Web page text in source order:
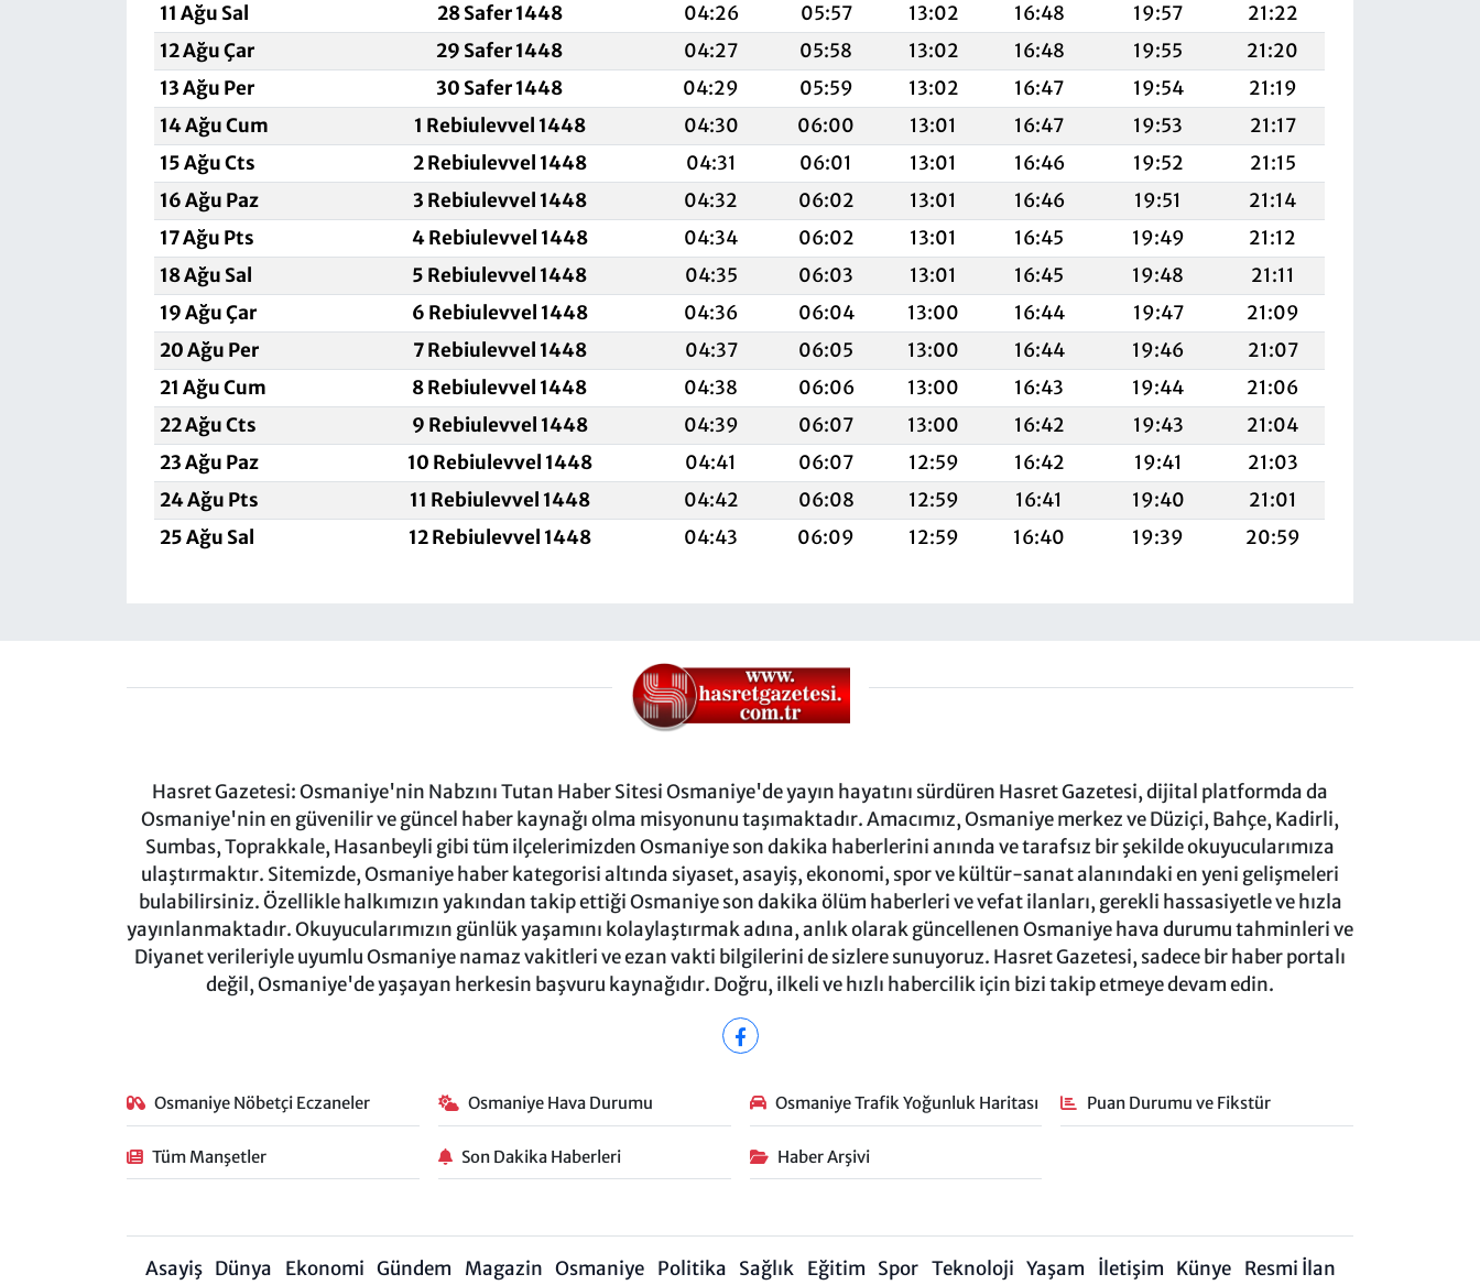
11 Ağu Sal
28 Safer 1448 04:26 05:57 13:02 16:48 19:57
21:22
12 Ağu Çar
29 Safer 1448 04:27 05:58 13:02 16:48 19:55
21:20
13 Ağu Per
30 Safer 1448 04:29 05:59 13:02 16:47 19:54
21:19
14 Ağu Cum
1 Rebiulevvel 1448 04:30 06:00 13:01 16:47 19:53
21:17
15 Ağu Cts
2 Rebiulevvel 1448 04:31 06:01 13:01 16:46 19:52
21:15
16 Ağu Paz
3 Rebiulevvel 1448 04:32 06:02 13:01 16:46 19:51
21:14
17 Ağu Pts
4 Rebiulevvel 1448 04:34 06:02 13:01 16:45 19:49
21:12
18 Ağu Sal
5 Rebiulevvel 1448 04:35 06:03 13:01 16:45 19:48
21:11
19 Ağu Çar
6 Rebiulevvel 1448 04:36 06:04 13:00 16:44 19:47
21:09
20 Ağu Per
7 Rebiulevvel 1448 04:37 06:05 13:00 16:44 19:46
21:07
21 Ağu Cum
8 Rebiulevvel 1448 04:38 06:06 13:00 16:43 19:44
21:06
22 Ağu Cts
9 Rebiulevvel 1448 04:39 06:07 13:00 16:42 19:43
21:04
23 Ağu Paz
10 Rebiulevvel 1448 04:41 06:07 12:59 16:42 19:41
21:03
24 Ağu Pts
11 Rebiulevvel 1448 04:42 06:08 12:59 16:41 19:40
21:01
25 Ağu Sal
12 Rebiulevvel 1448 04:43 06:09 12:59 16:40 19:39 20:59
Hasret Gazetesi: Osmaniye'nin Nabzını Tutan Haber Sitesi Osmaniye'de yayın hayatını sürdüren Hasret Gazetesi, dijital platformda da
Osmaniye'nin en güvenilir ve güncel haber kaynağı olma misyonunu taşımaktadır. Amacımız, Osmaniye merkez ve Düziçi, Bahçe, Kadirli,
Sumbas, Toprakkale, Hasanbeyli gibi tüm ilçelerimizden Osmaniye son dakika haberlerini anında ve tarafsız bir şekilde okuyucularımıza
ulaştırmaktır. Sitemizde, Osmaniye haber kategorisi altında siyaset, asayiş, ekonomi, spor ve kültür-sanat alanındaki en yeni gelişmeleri
bulabilirsiniz. Özellikle halkımızın yakından takip ettiği Osmaniye son dakika ölüm haberleri ve vefat ilanları, gerekli hassasiyetle ve hızla
yayınlanmaktadır. Okuyucularımızın günlük yaşamını kolaylaştırmak adına, anlık olarak güncellenen Osmaniye hava durumu tahminleri ve
Diyanet verileriyle uyumlu Osmaniye namaz vakitleri ve ezan vakti bilgilerini de sizlere sunuyoruz. Hasret Gazetesi, sadece bir haber portalı
değil, Osmaniye'de yaşayan herkesin başvuru kaynağıdır. Doğru, ilkeli ve hızlı habercilik için bizi takip etmeye devam edin.
Osmaniye Nöbetçi Eczaneler Osmaniye Hava Durumu Osmaniye Trafik Yoğunluk Haritası Puan Durumu ve Fikstür
Tüm Manşetler Son Dakika Haberleri Haber Arşivi
Asayiş Dünya Ekonomi Gündem Magazin Osmaniye Politika Sağlık Eğitim Spor Teknoloji Yaşam İletişim Künye Resmi İlan